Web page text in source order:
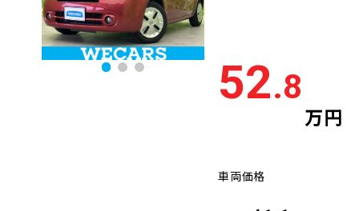
52.8
万円
車両価格